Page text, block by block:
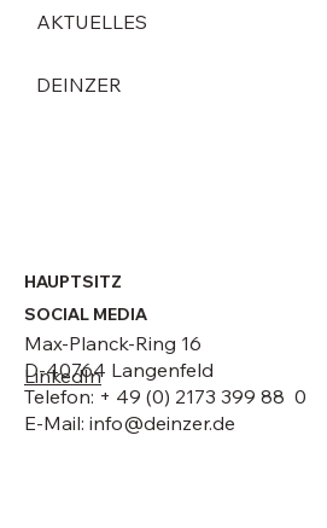
AKTUELLES
DEINZER
HAUPTSITZ
Max-Planck-Ring 16
D-40764 Langenfeld
Telefon: + 49 (0) 2173 399 88 0
E-Mail: info@deinzer.de
SOCIAL MEDIA
LinkedIn